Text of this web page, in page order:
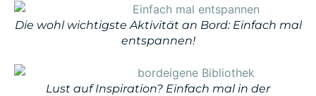
Die wohl wichtigste Aktivität an Bord: Einfach mal
entspannen!
Lust auf Inspiration? Einfach mal in der